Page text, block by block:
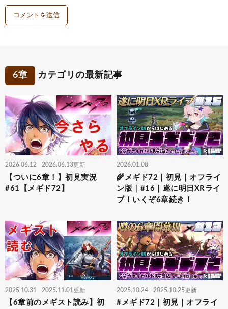
6章 カテゴリの最新記事
2026.06.12 2026.06.13更新
【ついに6章！】初見実況
#61【メギド72】
2026.01.08
🌾メギド72｜初見｜オフライ
ン版｜#16｜遂に明日XRライ
ブ！いくぞ6章続き！
2025.10.31 2025.11.01更新
【6章前のメギスト読み】初
2025.10.24 2025.10.25更新
#メギド72｜初見｜オフライ